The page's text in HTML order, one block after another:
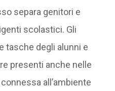
separa genitori e
scolastici. Gli
tasche degli alunni e
presenti anche nelle
all’ambiente